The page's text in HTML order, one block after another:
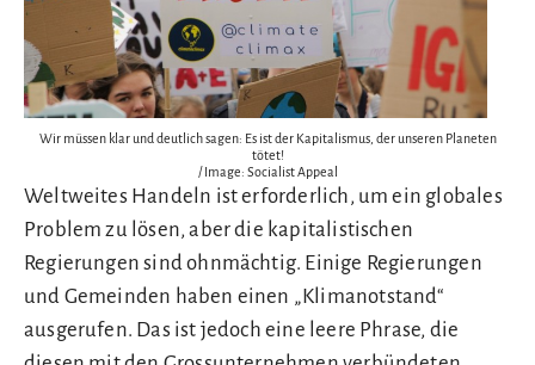
Wir müssen klar und deutlich sagen: Es ist der Kapitalismus, der unseren Planeten
tötet!
/ Image: Socialist Appeal
Weltweites Handeln ist erforderlich, um ein globales
Problem zu lösen, aber die kapitalistischen
Regierungen sind ohnmächtig. Einige Regierungen
und Gemeinden haben einen „Klimanotstand“
ausgerufen. Das ist jedoch eine leere Phrase, die